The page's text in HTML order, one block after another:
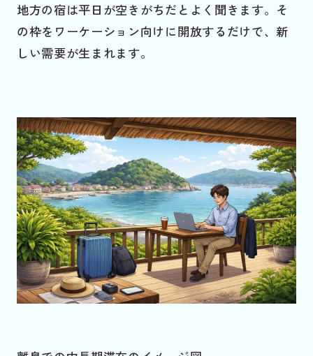
地方の宿は平日が空きがちだとよく聞きます。そ
の枠をワーケーション向けに開放するだけで、新
しい需要が生まれます。